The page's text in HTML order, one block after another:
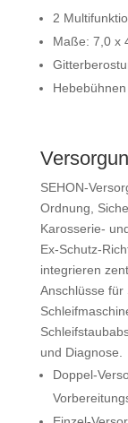
2
Maße: 7,0 x
Hebebühnen
SEHON-
Ordnung,
Karosserie-
Ex-Schutz-
integrieren
Anschlüsse für
und Diagnose.
Doppel-